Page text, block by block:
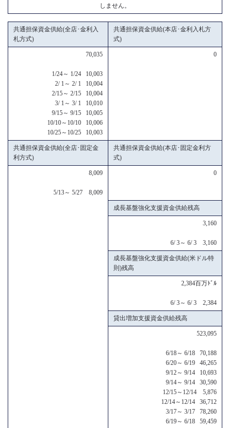
しません。
共通担保資金供給(全店･金利入
札方式)
共通担保資金供給(本店･金利入札方
式)
70,035
1/24～ 1/24 10,003
2/ 1～ 2/ 1 10,004
2/15～ 2/15 10,004
3/ 1～ 3/ 1 10,010
9/15～ 9/15 10,005
10/10～10/10 10,006
10/25～10/25 10,003
0
共通担保資金供給(全店･固定金
利方式)
共通担保資金供給(本店･固定金利方
式)
8,009
5/13～ 5/27 8,009
0
成長基盤強化支援資金供給残高
3,160
6/ 3～ 6/ 3 3,160
成長基盤強化支援資金供給(米ドル特
則)残高
2,384百万ﾄﾞﾙ
6/ 3～ 6/ 3 2,384
貸出増加支援資金供給残高
523,095
6/18～ 6/18 70,188
6/20～ 6/19 46,265
9/12～ 9/14 10,693
9/14～ 9/14 30,590
12/15～12/14 5,876
12/14～12/14 36,712
3/17～ 3/17 78,260
6/19～ 6/18 59,459